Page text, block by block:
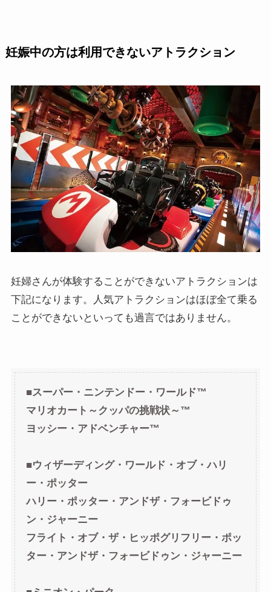
妊娠中の方は利用できないアトラクション
妊婦さんが体験することができないアトラクションは
下記になります。人気アトラクションはほぼ全て乗る
ことができないといっても過言ではありません。
■スーパー・ニンテンドー・ワールド™
マリオカート～クッパの挑戦状～™
ヨッシー・アドベンチャー™
■ウィザーディング・ワールド・オブ・ハリ
ー・ポッター
ハリー・ポッター・アンドザ・フォービドゥ
ン・ジャーニー
フライト・オブ・ザ・ヒッポグリフリー・ポッ
ター・アンドザ・フォービドゥン・ジャーニー